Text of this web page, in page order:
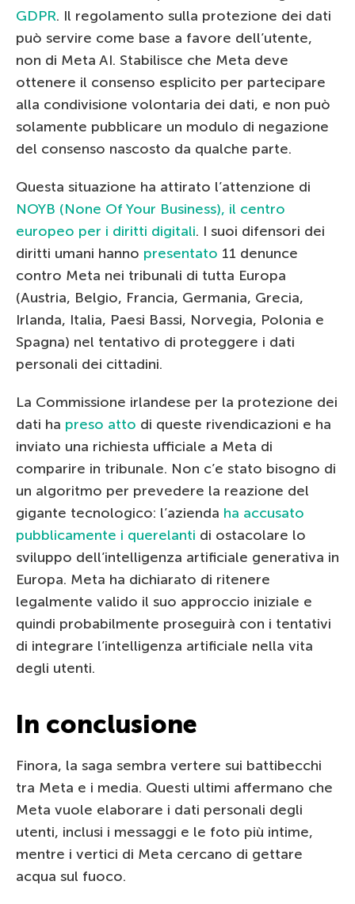
GDPR. Il regolamento sulla protezione dei dati
può servire come base a favore dell’utente,
non di Meta AI. Stabilisce che Meta deve
ottenere il consenso esplicito per partecipare
alla condivisione volontaria dei dati, e non può
solamente pubblicare un modulo di negazione
del consenso nascosto da qualche parte.
Questa situazione ha attirato l’attenzione di
NOYB (None Of Your Business), il centro
europeo per i diritti digitali. I suoi difensori dei
diritti umani hanno presentato 11 denunce
contro Meta nei tribunali di tutta Europa
(Austria, Belgio, Francia, Germania, Grecia,
Irlanda, Italia, Paesi Bassi, Norvegia, Polonia e
Spagna) nel tentativo di proteggere i dati
personali dei cittadini.
La Commissione irlandese per la protezione dei
dati ha preso atto di queste rivendicazioni e ha
inviato una richiesta ufficiale a Meta di
comparire in tribunale. Non c’e stato bisogno di
un algoritmo per prevedere la reazione del
gigante tecnologico: l’azienda ha accusato
pubblicamente i querelanti di ostacolare lo
sviluppo dell’intelligenza artificiale generativa in
Europa. Meta ha dichiarato di ritenere
legalmente valido il suo approccio iniziale e
quindi probabilmente proseguirà con i tentativi
di integrare l’intelligenza artificiale nella vita
degli utenti.
In conclusione
Finora, la saga sembra vertere sui battibecchi
tra Meta e i media. Questi ultimi affermano che
Meta vuole elaborare i dati personali degli
utenti, inclusi i messaggi e le foto più intime,
mentre i vertici di Meta cercano di gettare
acqua sul fuoco.